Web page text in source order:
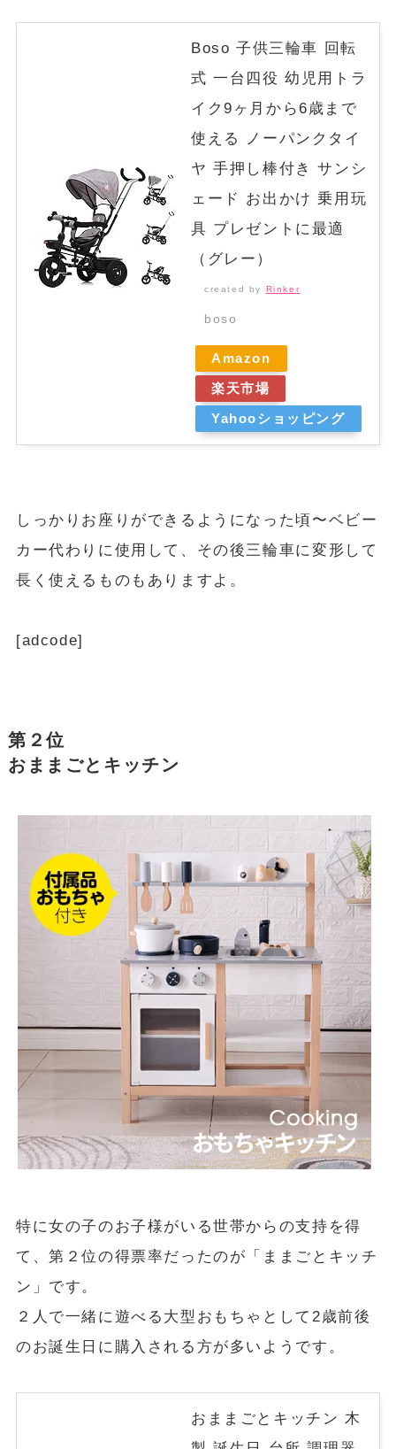
Boso 子供三輪車 回転
式 一台四役 幼児用トラ
イク9ヶ月から6歳まで
使える ノーパンクタイ
ヤ 手押し棒付き サンシ
ェード お出かけ 乗用玩
具 プレゼントに最適
（グレー）
created by Rinker
boso
Amazon
楽天市場
Yahooショッピング
しっかりお座りができるようになった頃〜ベビー
カー代わりに使用して、その後三輪車に変形して
長く使えるものもありますよ。
[adcode]
第２位
おままごとキッチン
特に女の子のお子様がいる世帯からの支持を得
て、第２位の得票率だったのが「ままごとキッチ
ン」です。
２人で一緒に遊べる大型おもちゃとして2歳前後
のお誕生日に購入される方が多いようです。
おままごとキッチン 木